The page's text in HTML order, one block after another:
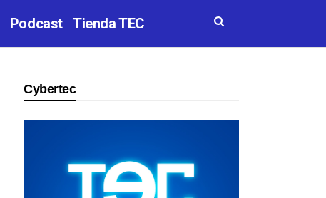
Podcast Tienda TEC
Cybertec